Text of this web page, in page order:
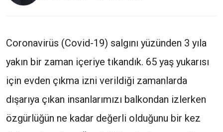
Coronavirüs (Covid-19) salgını yüzünden 3 yıla
yakın bir zaman içeriye tıkandık. 65 yaş yukarısı
için evden çıkma izni verildiği zamanlarda
dışarıya çıkan insanlarımızı balkondan izlerken
özgürlüğün ne kadar değerli olduğunu bir kez